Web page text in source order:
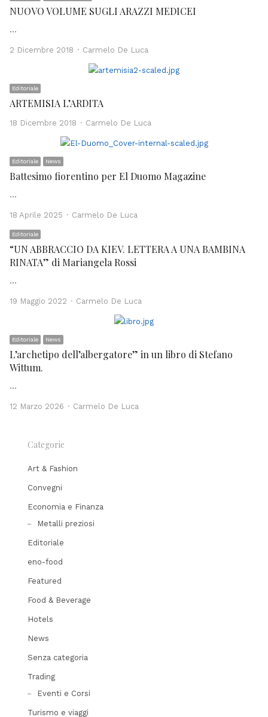
NUOVO VOLUME SUGLI ARAZZI MEDICEI
…
2 Dicembre 2018 Author
Carmelo De Luca
Editoriale
ARTEMISIA L’ARDITA
18 Dicembre 2018 Author
Carmelo De Luca
Editoriale News
Battesimo fiorentino per El Duomo Magazine
…
18 Aprile 2025 Author
Carmelo De Luca
Editoriale
“UN ABBRACCIO DA KIEV. LETTERA A UNA BAMBINA
RINATA” di Mariangela Rossi
…
19 Maggio 2022 Author
Carmelo De Luca
Editoriale News
L’archetipo dell’albergatore” in un libro di Stefano
Wittum.
…
12 Marzo 2026 Author
Carmelo De Luca
Categorie
Art & Fashion
Convegni
Economia e Finanza
Metalli preziosi
Editoriale
eno-food
Featured
Food & Beverage
Hotels
News
Senza categoria
Trading
Eventi e Corsi
Turismo e viaggi